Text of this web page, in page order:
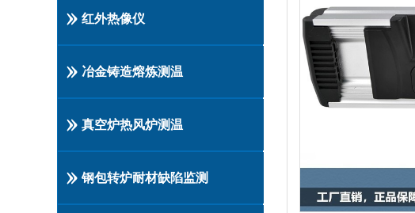
红外热像仪
冶金铸造熔炼测温
真空炉热风炉测温
钢包转炉耐材缺陷监测